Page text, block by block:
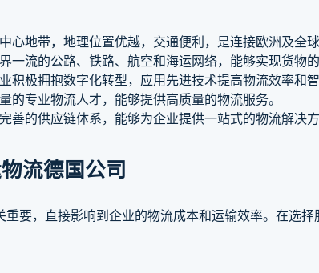
心地带，地理位置优越，交通便利，是连接欧洲及全球
一流的公路、铁路、航空和海运网络，能够实现货物的
积极拥抱数字化转型，应用先进技术提高物流效率和
的专业物流人才，能够提供高质量的物流服务。
善的供应链体系，能够为企业提供一站式的物流解决方
流德国公司
重要，直接影响到企业的物流成本和运输效率。在选择